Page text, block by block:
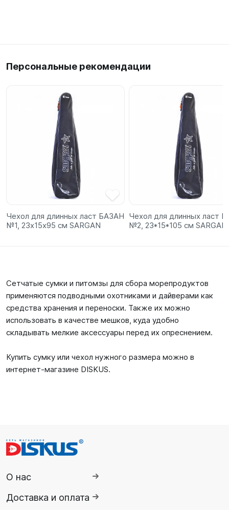
Персональные рекомендации
Чехол для длинных ласт БАЗАН
№1, 23х15х95 см SARGAN
Чехол для длинных ласт
№2, 23*15*105 см SARGAN
Сетчатые сумки и питомзы для сбора морепродуктов
применяются подводными охотниками и дайверами как
средства хранения и переноски. Также их можно
использовать в качестве мешков, куда удобно
складывать мелкие аксессуары перед их опреснением.
Купить сумку или чехол нужного размера можно в
интернет-магазине DISKUS.
О нас
Доставка и оплата